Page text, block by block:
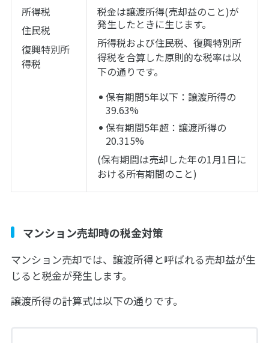
所得税
住民税
復興特別所
得税
税金は譲渡所得(売却益のこと)が
発生したときに生じます。
所得税および住民税、復興特別所
得税を合算した原則的な税率は以
下の通りです。
保有期間5年以下：譲渡所得の
39.63%
保有期間5年超：譲渡所得の
20.315%
(保有期間は売却した年の1月1日に
おける所有期間のこと)
マンション売却時の税金対策
マンション売却では、譲渡所得と呼ばれる売却益が生
じると税金が発生します。
譲渡所得の計算式は以下の通りです。